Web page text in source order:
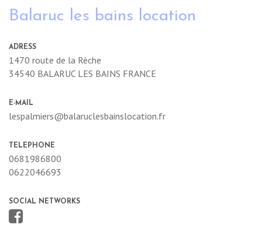
Balaruc les bains location
ADRESS
1470 route de la Rèche
34540 BALARUC LES BAINS FRANCE
E-MAIL
lespalmiers@balaruclesbainslocation.fr
TELEPHONE
0681986800
0622046693
SOCIAL NETWORKS